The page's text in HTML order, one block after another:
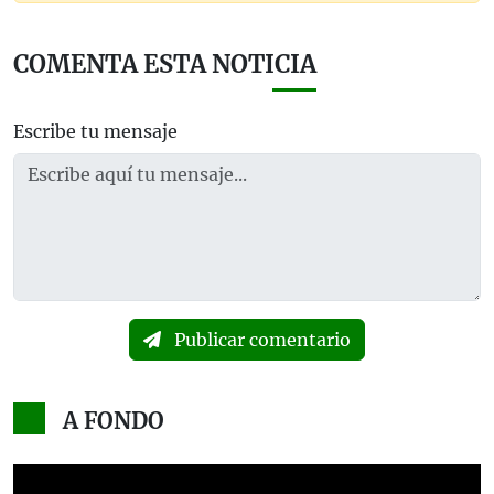
COMENTA ESTA NOTICIA
Escribe tu mensaje
Publicar comentario
A FONDO